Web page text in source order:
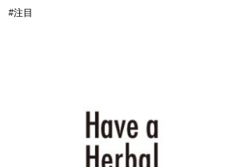
#注目